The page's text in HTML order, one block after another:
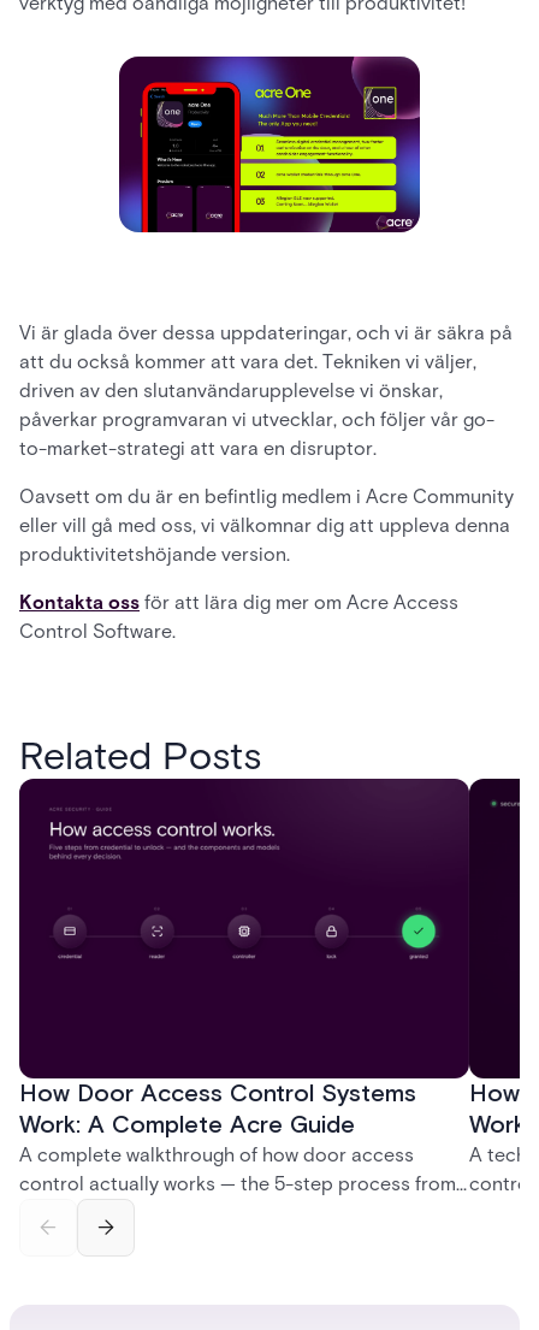
Vi är glada över dessa uppdateringar, och vi är säkra på
att du också kommer att vara det. Tekniken vi väljer,
driven av den slutanvändarupplevelse vi önskar,
påverkar programvaran vi utvecklar, och följer vår go-
to-market-strategi att vara en disruptor.
Oavsett om du är en befintlig medlem i Acre Community
eller vill gå med oss, vi välkomnar dig att uppleva denna
produktivitetshöjande version.
Kontakta oss för att lära dig mer om Acre Access
Control Software.
Related Posts
How Door Access Control Systems
Work: A Complete Acre Guide
A complete walkthrough of how door access
control actually works — the 5-step process from
credential swipe to unlock, the four core hardware
and software components, and the access control
How
A
control